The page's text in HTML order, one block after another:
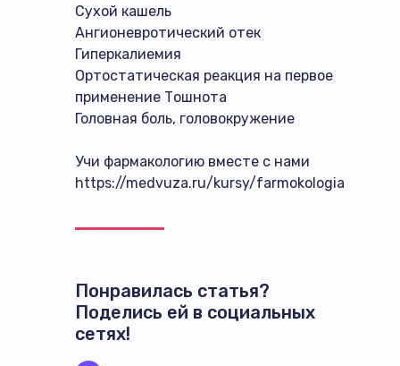
Сухой кашель
Ангионевротический отек
Гиперкалиемия
Ортостатическая реакция на первое
применение Тошнота
Головная боль, головокружение
Учи фармакологию вместе с нами
https://medvuza.ru/kursy/farmokologia
Понравилась статья?
Поделись ей в социальных
сетях!